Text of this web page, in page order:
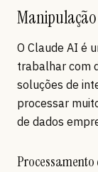
Manipulação
O Claude AI é
trabalhar com
soluções de
processar
de dados